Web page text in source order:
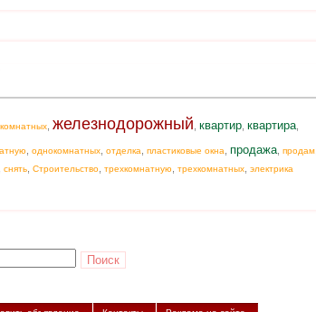
, железнодорожный квартир, квартира,
однокомнатных отделка пластиковые окна продажа продам
снять Строительство трехкомнатную трехкомнатных электрика